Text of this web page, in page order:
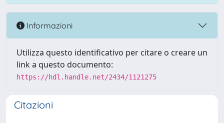
Informazioni
Utilizza questo identificativo per citare o creare un
link a questo documento:
https://hdl.handle.net/2434/1121275
Citazioni